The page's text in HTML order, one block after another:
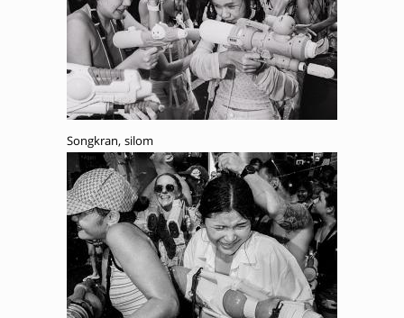
Songkran, silom